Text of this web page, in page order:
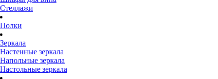
Стеллажи
Полки
Зеркала
Настенные зеркала
Напольные зеркала
Настольные зеркала